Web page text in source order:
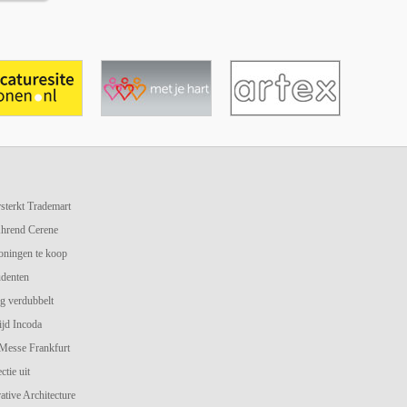
Trademart
Cerene
te koop
verdubbelt
Incoda
Frankfurt
uit
Architecture